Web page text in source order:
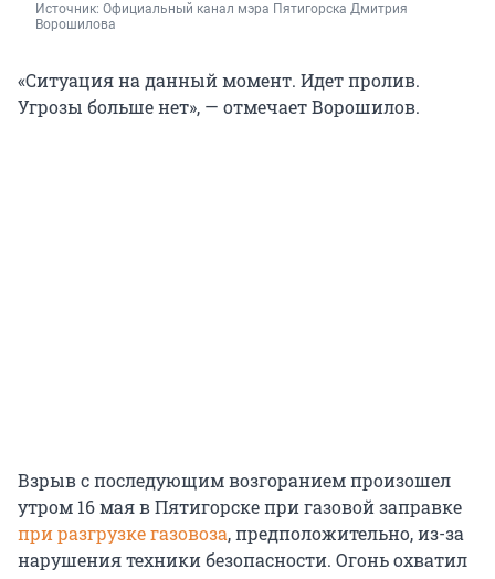
Источник: Официальный канал мэра Пятигорска Дмитрия
Ворошилова
«Ситуация на данный момент. Идет пролив.
Угрозы больше нет», — отмечает Ворошилов.
Взрыв с последующим возгоранием произошел
утром 16 мая в Пятигорске при газовой заправке
при разгрузке газовоза, предположительно, из-за
нарушения техники безопасности. Огонь охватил